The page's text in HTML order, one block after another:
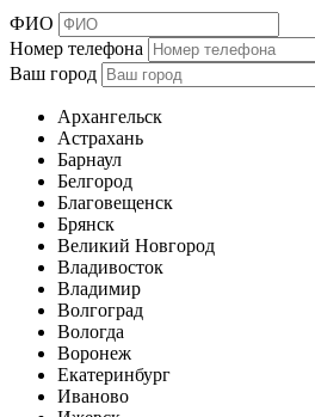
ФИО
Номер телефона
Ваш город
Архангельск
Астрахань
Барнаул
Белгород
Благовещенск
Брянск
Великий Новгород
Владивосток
Владимир
Волгоград
Вологда
Воронеж
Екатеринбург
Иваново